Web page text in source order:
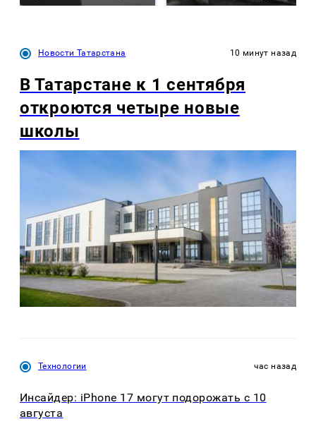
Новости Татарстана 10 минут назад
В Татарстане к 1 сентября
откроются четыре новые
школы
Технологии час назад
Инсайдер: iPhone 17 могут подорожать с 10
августа